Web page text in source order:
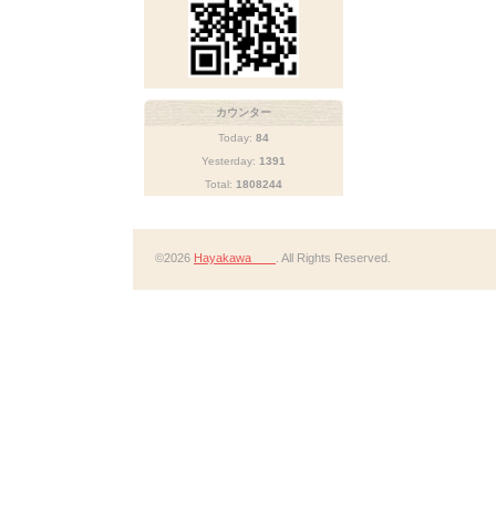
カウンター
Today: 84
Yesterday: 1391
Total: 1808244
©2026 Hayakawa . All Rights Reserved.